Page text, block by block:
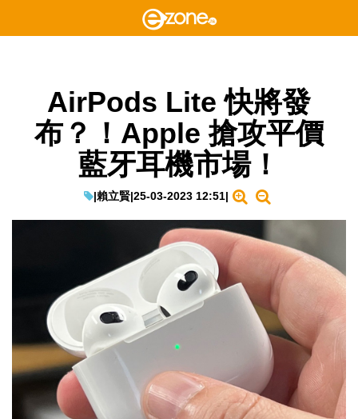
AirPods Lite 快將發
布？！Apple 搶攻平價
藍牙耳機市場！
|賴立賢|25-03-2023 12:51|